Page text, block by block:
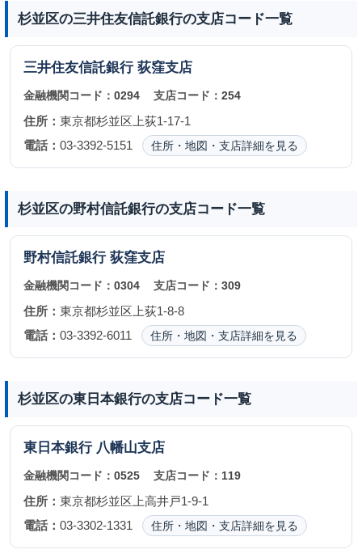
杉並区の三井住友信託銀行の支店コード一覧
三井住友信託銀行 荻窪支店
金融機関コード： 0294 支店コード：254
住所： 東京都杉並区上荻1-17-1
電話： 03-3392-5151 住所・地図・支店詳細を見る
杉並区の野村信託銀行の支店コード一覧
野村信託銀行 荻窪支店
金融機関コード： 0304 支店コード：309
住所： 東京都杉並区上荻1-8-8
電話： 03-3392-6011 住所・地図・支店詳細を見る
杉並区の東日本銀行の支店コード一覧
東日本銀行 八幡山支店
金融機関コード： 0525 支店コード： 119
住所： 東京都杉並区上高井戸1-9-1
電話： 03-3302-1331 住所・地図・支店詳細を見る